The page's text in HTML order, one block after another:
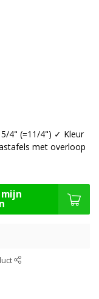
4" (=11/4") ✓ Kleur
met overloop